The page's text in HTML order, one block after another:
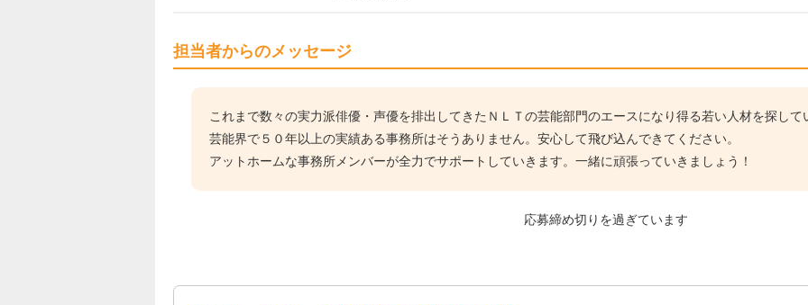
担当者からのメッセージ
これまで数々の実力派俳優・声優を排出してきたＮＬＴの芸能部門のエースになり得る若い人材を探して
芸能界で５０年以上の実績ある事務所はそうありません。安心して飛び込んできてください。
アットホームな事務所メンバーが全力でサポートしていきます。一緒に頑張っていきましょう！
応募締め切りを過ぎています